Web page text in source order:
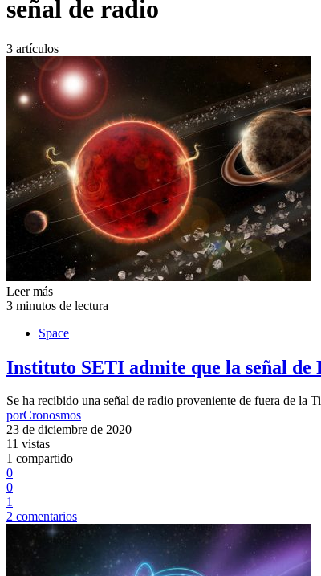
señal de radio
3 artículos
Leer más
3 minutos de lectura
Space
Instituto SETI admite que la señal
Se ha recibido una señal de radio proveniente de fuera de la
porCronosmos
23 de diciembre de 2020
11 vistas
1 compartido
0
0
1
2 comentarios